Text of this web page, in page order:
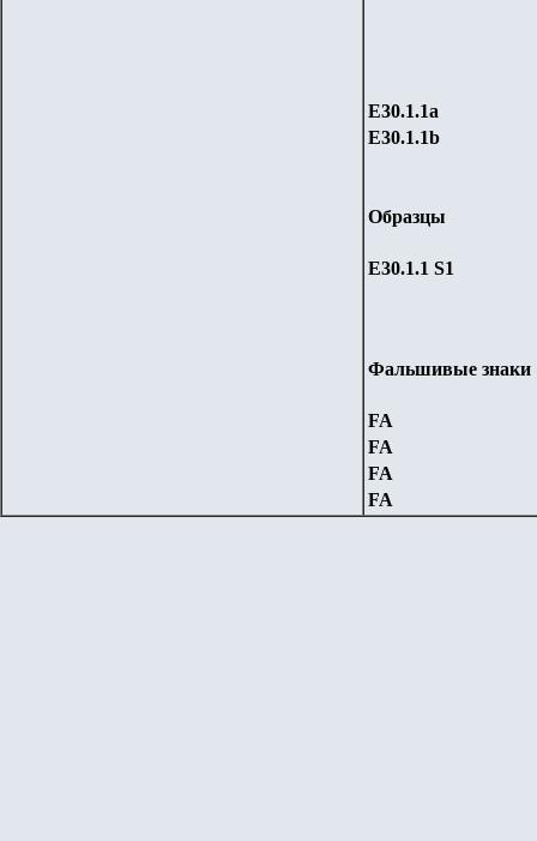
Е30.1.1a
Е30.1.1b
Образцы
Е30.1.1 S1
Фальшивые знаки
FA
FA
FA
FA